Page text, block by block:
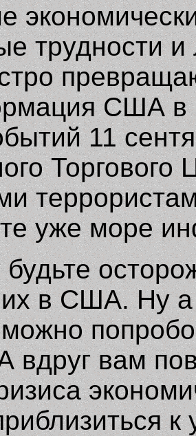
трудности
США в
11
уже море
в США. Ну а
вдруг вам